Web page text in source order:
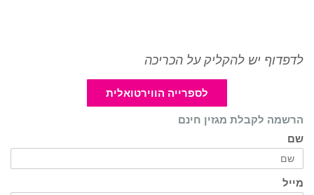
לדפדוף יש להקליק על הכריכה
לספרייה הווירטואלית
הרשמה לקבלת מגזין חינם
שם
מייל